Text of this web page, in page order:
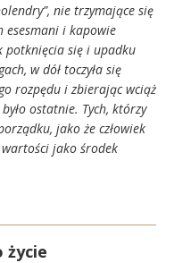
nie trzymające się
esesmani i kapowie
potknięcia się i upadku
w dół toczyła się
rozpędu i zbierając wciąż
ostatnie. Tych, którzy
jako że człowiek
wartości jako środek
życie